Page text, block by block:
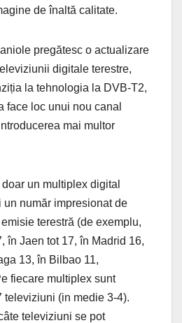
de înaltă calitate.
pregătesc o actualizare
digitale terestre,
la tehnologia la DVB-T2,
face loc unui nou canal
mai multor
un multiplex digital
un număr impresionat de
terestră (de exemplu,
în Jaen tot 17, în Madrid 16,
13, în Bilbao 11,
fiecare multiplex sunt
televiziuni (in medie 3-4).
televiziuni se pot